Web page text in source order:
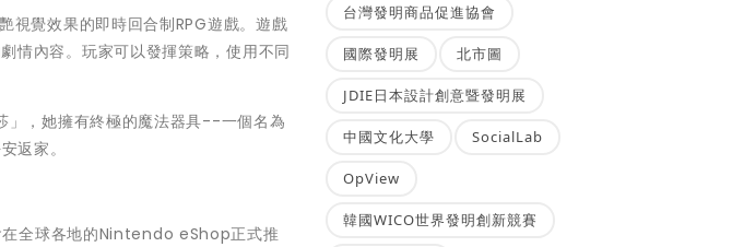
覺效果的即時回合制RPG遊戲。遊戲
情內容。玩家可以發揮策略，使用不同
，她擁有終極的魔法器具--一個名為
返家。
全球各地的Nintendo eShop正式推
台灣發明商品促進協會
國際發明展 北市圖
JDIE日本設計創意暨發明展
中國文化大學 SocialLab
OpView
韓國WICO世界發明創新競賽